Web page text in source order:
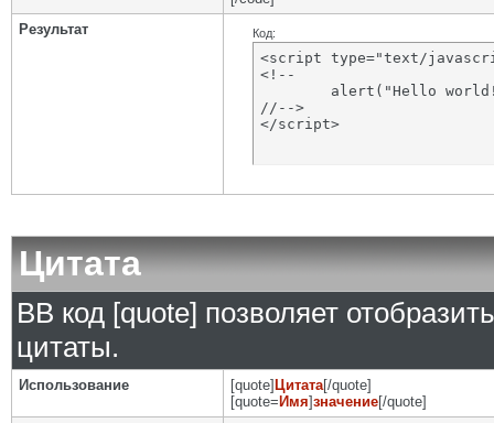
Результат
Код:
<script type="text/
<!--
//-->
</script>
Цитата
BB код [quote] позволяет
цитаты.
Использование [quote] Цитата[/quote]
[quote= Имя]значение[/quote]